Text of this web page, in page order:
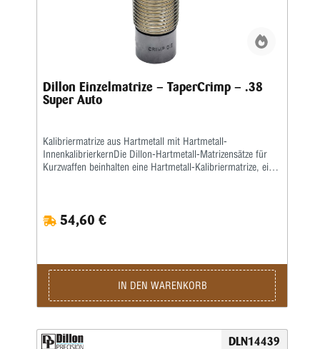
Dillon Einzelmatrize – TaperCrimp – .38
Super Auto
Kalibriermatrize aus Hartmetall mit Hartmetall-
InnenkalibrierkernDie Dillon-Hartmetall-Matrizensätze für
Kurzwaffen beinhalten eine Hartmetall-Kalibriermatrize, eine
dem Pulverfüllen in einem Arbeitsgang geschieht.Sollten Sie
Dillon-Matrizensätze in einer Einstationen-Presse benutzen,
54,60 €
IN DEN WARENKORB
DLN14439